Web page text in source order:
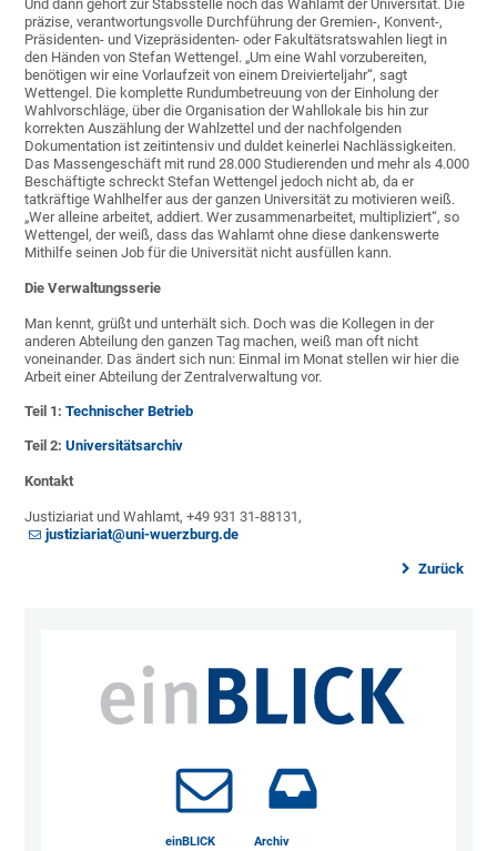
Und dann gehört zur Stabsstelle noch das Wahlamt der Universität. Die
präzise, verantwortungsvolle Durchführung der Gremien-, Konvent-,
Präsidenten- und Vizepräsidenten- oder Fakultätsratswahlen liegt in
den Händen von Stefan Wettengel. „Um eine Wahl vorzubereiten,
benötigen wir eine Vorlaufzeit von einem Dreivierteljahr“, sagt
Wettengel. Die komplette Rundumbetreuung von der Einholung der
Wahlvorschläge, über die Organisation der Wahllokale bis hin zur
korrekten Auszählung der Wahlzettel und der nachfolgenden
Dokumentation ist zeitintensiv und duldet keinerlei Nachlässigkeiten.
Das Massengeschäft mit rund 28.000 Studierenden und mehr als 4.000
Beschäftigte schreckt Stefan Wettengel jedoch nicht ab, da er
tatkräftige Wahlhelfer aus der ganzen Universität zu motivieren weiß.
„Wer alleine arbeitet, addiert. Wer zusammenarbeitet, multipliziert“, so
Wettengel, der weiß, dass das Wahlamt ohne diese dankenswerte
Mithilfe seinen Job für die Universität nicht ausfüllen kann.
Die Verwaltungsserie
Man kennt, grüßt und unterhält sich. Doch was die Kollegen in der
anderen Abteilung den ganzen Tag machen, weiß man oft nicht
voneinander. Das ändert sich nun: Einmal im Monat stellen wir hier die
Arbeit einer Abteilung der Zentralverwaltung vor.
Teil 1: Technischer Betrieb
Teil 2: Universitätsarchiv
Kontakt
Justiziariat und Wahlamt, +49 931 31-88131,
justiziariat@uni-wuerzburg.de
Zurück
einBLICK
Archiv